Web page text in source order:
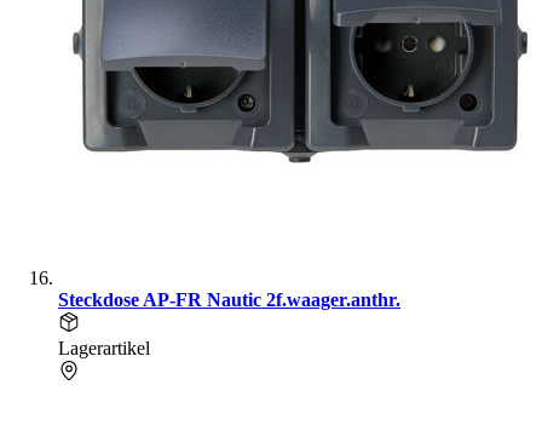
Steckdose AP-FR Nautic 2f.waager.anthr.
Lagerartikel